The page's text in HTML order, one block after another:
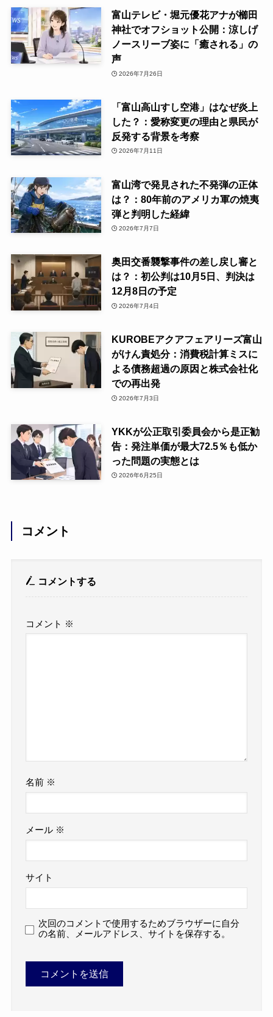
富山テレビ・堀元優花アナが櫛田
神社でオフショット公開：涼しげ
ノースリーブ姿に「癒される」の
声
2026年7月26日
「富山高山すし空港」はなぜ炎上
した？：愛称変更の理由と県民が
反発する背景を考察
2026年7月11日
富山湾で発見された不発弾の正体
は？：80年前のアメリカ軍の焼夷
弾と判明した経緯
2026年7月7日
奥田交番襲撃事件の差し戻し審と
は？：初公判は10月5日、判決は
12月8日の予定
2026年7月4日
KUROBEアクアフェアリーズ富山
がけん責処分：消費税計算ミスに
よる債務超過の原因と株式会社化
での再出発
2026年7月3日
YKKが公正取引委員会から是正勧
告：発注単価が最大72.5％も低か
った問題の実態とは
2026年6月25日
コメント
コメントする
コメント ※
名前 ※
メール ※
サイト
次回のコメントで使用するためブラウザーに自分
の名前、メールアドレス、サイトを保存する。